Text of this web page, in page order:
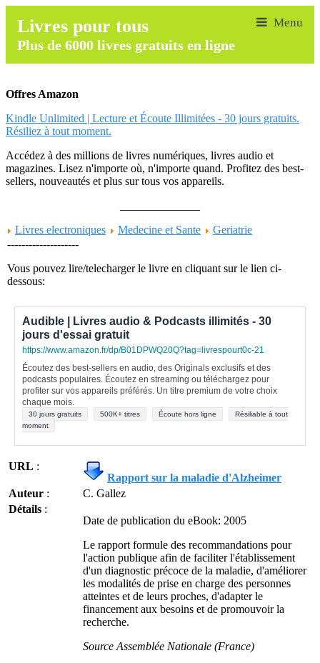
Livres pour tous
Plus de 6000 livres gratuits en ligne
Offres Amazon
Kindle Unlimited | Lecture et Écoute Illimitées - 30 jours gratuits.
Résiliez à tout moment.
Accédez à des millions de livres numériques, livres audio et
magazines. Lisez n'importe où, n'importe quand. Profitez des best-
sellers, nouveautés et plus sur tous vos appareils.
Livres electroniques
Medecine et Sante
Geriatrie
--------------------
Vous pouvez lire/telecharger le livre en cliquant sur le lien ci-
dessous:
Audible | Livres audio & Podcasts illimités - 30
jours d'essai gratuit
https://www.amazon.fr/dp/B01DPWQ20Q?tag=livrespourt0c-21
Écoutez des best-sellers en audio, des Originals exclusifs et des
podcasts populaires. Écoutez en streaming ou téléchargez pour
profiter sur vos appareils préférés. Un titre premium de votre choix
chaque mois.
30 jours gratuits 500K+ titres Écoute hors ligne
Résiliable à tout
moment
URL :
Rapport sur la maladie d'Alzheimer
Auteur :
C. Gallez
Détails :
Date de publication du eBook: 2005
Le rapport formule des recommandations pour
l'action publique afin de faciliter l'établissement
d'un diagnostic précoce de la maladie, d'améliorer
les modalités de prise en charge des personnes
atteintes et de leurs proches, d'adapter le
financement aux besoins et de promouvoir la
recherche.
Source Assemblée Nationale (France)